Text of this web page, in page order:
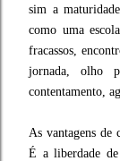
sim a
como uma
fracassos,
jornada, olho
contentamento,
As vantagens de
É a liberdade de